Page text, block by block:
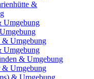
&
Umgebung
& Umgebung
Umgebung
& Umgebung
& Umgebung
& Umgebung